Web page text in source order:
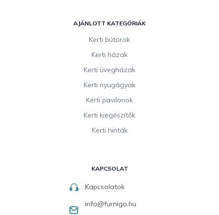
AJÁNLOTT KATEGÓRIÁK
Kerti bútorok
Kerti házak
Kerti üvegházak
Kerti nyugágyak
Kerti pavilonok
Kerti kiegészítők
Kerti hinták
KAPCSOLAT
Kapcsolatok
info@furnigo.hu